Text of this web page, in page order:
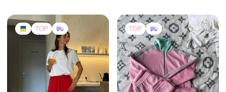
TOP TOP